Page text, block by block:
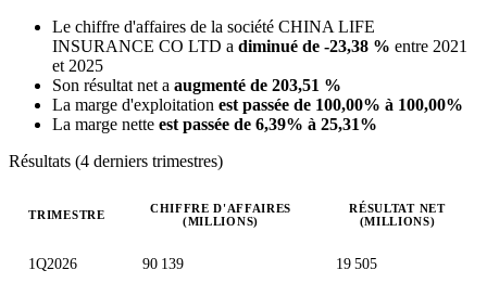
Le chiffre d'affaires de la société CHINA LIFE
INSURANCE CO LTD a diminué de -23,38 % entre 2021
et 2025
Son résultat net a augmenté de 203,51 %
La marge d'exploitation est passée de 100,00% à 100,00%
La marge nette est passée de 6,39% à 25,31%
Résultats (4 derniers trimestres)
TRIMESTRE
CHIFFRE D'AFFAIRES
(MILLIONS)
RÉSULTAT NET
(MILLIONS)
1Q2026 90 139 19 505